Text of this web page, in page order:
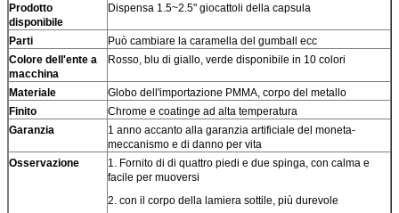
Prodotto
disponibile
Dispensa 1.5~2.5" giocattoli della capsula
Parti
Può cambiare la caramella del gumball ecc
Colore dell'ente a
macchina
Rosso, blu di giallo, verde disponibile in 10 colori
Materiale
Globo dell'importazione PMMA, corpo del metallo
Finito
Chrome e coatinge ad alta temperatura
Garanzia
1 anno accanto alla garanzia artificiale del moneta-
meccanismo e di danno per vita
Osservazione
1. Fornito di di quattro piedi e due spinga, con calma e
facile per muoversi
2. con il corpo della lamiera sottile, più durevole